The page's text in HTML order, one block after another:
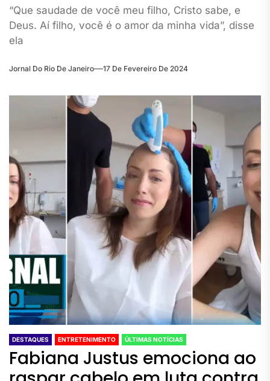
“Que saudade de você meu filho, Cristo sabe, e
Deus. Aí filho, você é o amor da minha vida”, disse
ela
Jornal Do Rio De Janeiro 17 De Fevereiro De 2024
DESTAQUES ENTRETENIMENTO ÚLTIMAS NOTÍCIAS
Fabiana Justus emociona ao